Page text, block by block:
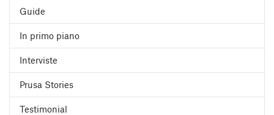
Guide
In primo piano
Interviste
Prusa Stories
Testimonial